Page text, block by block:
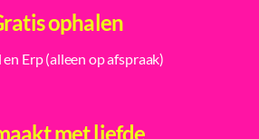
ophalen
Erp (alleen op afspraak)
met liefde